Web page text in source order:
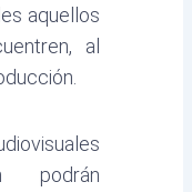
aquellos
al
podrán